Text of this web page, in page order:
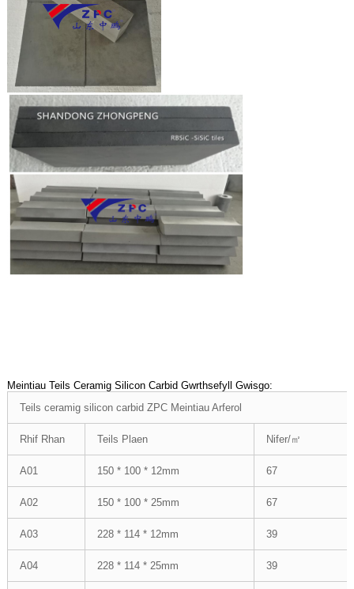
Meintiau Teils Ceramig Silicon Carbid Gwrthsefyll Gwisgo:
Teils ceramig silicon carbid ZPC Meintiau Arferol
Rhif Rhan Teils Plaen Nifer/㎡
A01 150 * 100 * 12mm 67
A02 150 * 100 * 25mm 67
A03 228 * 114 * 12mm 39
A04 228 * 114 * 25mm 39